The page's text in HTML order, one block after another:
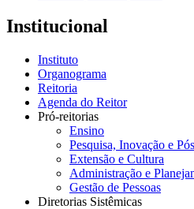
Institucional
Instituto
Organograma
Reitoria
Agenda do Reitor
Pró-reitorias
Ensino
Pesquisa, Inovação e
Extensão e Cultura
Administração e
Gestão de Pessoas
Diretorias Sistêmicas